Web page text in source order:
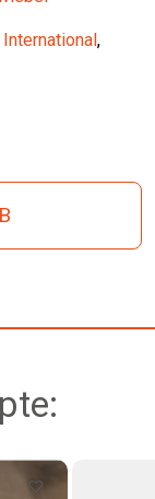
International ,